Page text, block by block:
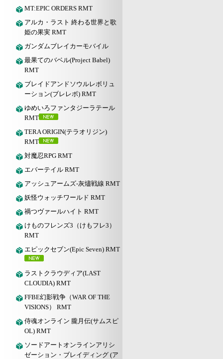
MT:EPIC ORDERS RMT
アルカ・ラスト 終わる世界と歌
姫の果実 RMT
ガンダムブレイカーモバイル
最果てのバベル(Project Babel)
RMT
ブレイドアンドソウルレボリュ
ーション(ブレレボ) RMT
ゆめいろファンタジーラテール
RMT
TERA ORIGIN(テラオリジン)
RMT
対魔忍RPG RMT
エバーテイル RMT
アッシュアームズ‐灰燼戦線 RMT
妖怪ウォッチワールド RMT
禍つヴァールハイト RMT
けものフレンズ3（けもフレ3）
RMT
エピックセブン(Epic Seven) RMT
ラストクラウディア(LAST
CLOUDIA) RMT
FFBE幻影戦争（WAR OF THE
VISIONS） RMT
侍魂オンライン 朧月伝(サムスピ
OL) RMT
ソードアートオンラインアリシ
ゼーション・ブレイディング (ア